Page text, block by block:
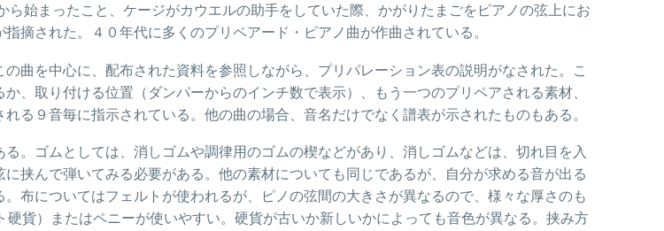
始まったこと、ケージがカウエルの助手をしていた際、かがりたまごをピアノの弦上にお
摘された。４０年代に多くのプリペアード・ピアノ曲が作曲されている。
曲を中心に、配布された資料を参照しながら、プリパレーション表の説明がなされた。こ
、取り付ける位置（ダンパーからのインチ数で表示）、もう一つのプリペアされる素材、
る９音毎に指示されている。他の曲の場合、音名だけでなく譜表が示されたものもある。
。ゴムとしては、消しゴムや調律用のゴムの楔などがあり、消しゴムなどは、切れ目を入
挟んで弾いてみる必要がある。他の素材についても同じであるが、自分が求める音が出る
布についてはフェルトが使われるが、ピノの弦間の大きさが異なるので、様々な厚さのも
硬貨）またはペニーが使いやすい。硬貨が古いか新しいかによっても音色が異なる。挟み方